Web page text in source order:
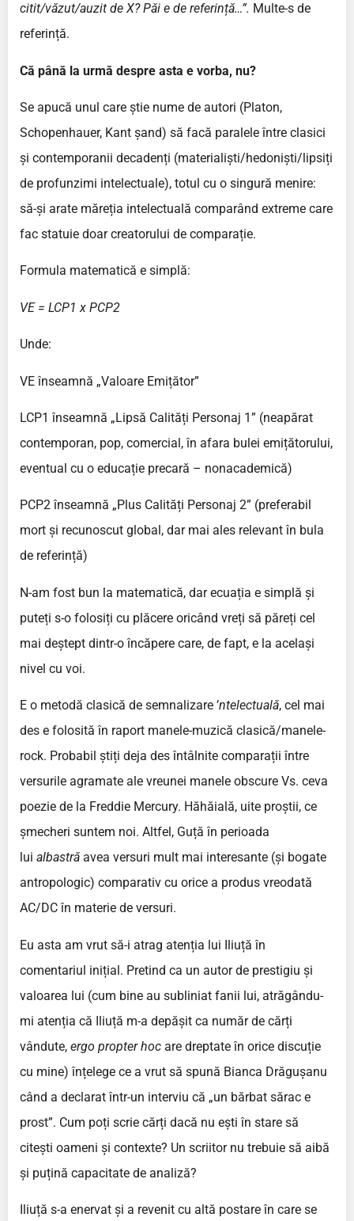
citit/văzut/auzit de X? Păi e de referință…”. Multe-s de
referință.
Că până la urmă despre asta e vorba, nu?
Se apucă unul care știe nume de autori (Platon,
Schopenhauer, Kant șand) să facă paralele între clasici
și contemporanii decadenți (materialiști/hedoniști/lipsiți
de profunzimi intelectuale), totul cu o singură menire:
să-și arate măreția intelectuală comparând extreme care
fac statuie doar creatorului de comparație.
Formula matematică e simplă:
VE = LCP1 x PCP2
Unde:
VE înseamnă „Valoare Emițător”
LCP1 înseamnă „Lipsă Calități Personaj 1” (neapărat
contemporan, pop, comercial, în afara bulei emițătorului,
eventual cu o educație precară – nonacademică)
PCP2 înseamnă „Plus Calități Personaj 2” (preferabil
mort și recunoscut global, dar mai ales relevant în bula
de referință)
N-am fost bun la matematică, dar ecuația e simplă și
puteți s-o folosiți cu plăcere oricând vreți să păreți cel
mai deștept dintr-o încăpere care, de fapt, e la același
nivel cu voi.
E o metodă clasică de semnalizare ’ntelectuală, cel mai
des e folosită în raport manele-muzică clasică/manele-
rock. Probabil știți deja des întâlnite comparații între
versurile agramate ale vreunei manele obscure Vs. ceva
poezie de la Freddie Mercury. Hăhăială, uite proștii, ce
șmecheri suntem noi. Altfel, Guță în perioada
lui albastră avea versuri mult mai interesante (și bogate
antropologic) comparativ cu orice a produs vreodată
AC/DC în materie de versuri.
Eu asta am vrut să-i atrag atenția lui Iliuță în
comentariul inițial. Pretind ca un autor de prestigiu și
valoarea lui (cum bine au subliniat fanii lui, atrăgându-
mi atenția că Iliuță m-a depășit ca număr de cărți
vândute, ergo propter hoc are dreptate în orice discuție
cu mine) înțelege ce a vrut să spună Bianca Drăgușanu
când a declarat într-un interviu că „un bărbat sărac e
prost”. Cum poți scrie cărți dacă nu ești în stare să
citești oameni și contexte? Un scriitor nu trebuie să aibă
și puțină capacitate de analiză?
Iliuță s-a enervat și a revenit cu altă postare în care se